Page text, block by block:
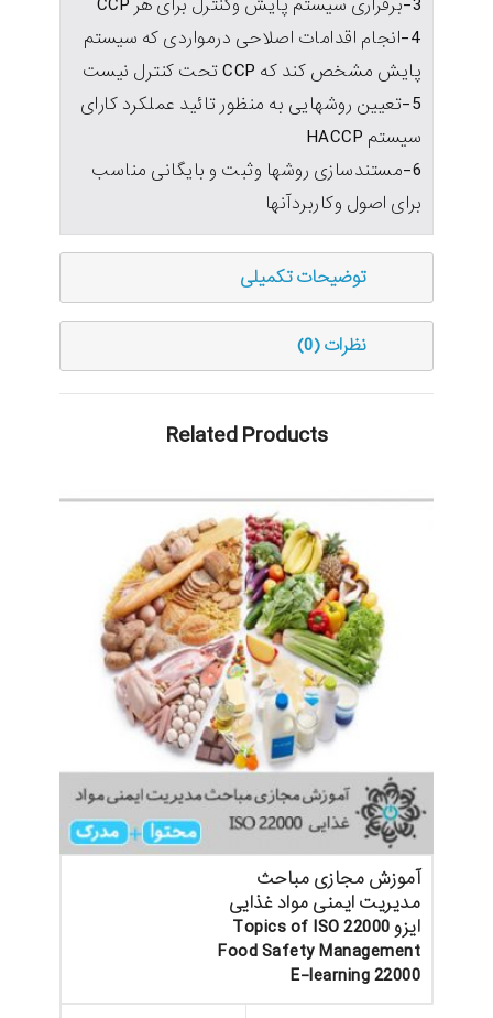
4-انجام اقدامات اصلاحی درمواردی که سیستم
پایش مشخص کند که CCP تحت کنترل نیست
5-تعیین روشهایی به منظور تائید عملکرد کارای
سیستم HACCP
6-مستندسازی روشها وثبت و بایگانی مناسب
برای اصول وکاربردآنها
توضیحات تکمیلی
نظرات (0)
Related Products
آموزش مجازی مباحث
مدیریت ایمنی مواد غذایی
ایزو Topics of ISO 22000
Food Safety Management
E-learning 22000